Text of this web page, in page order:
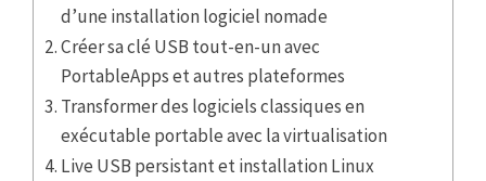
d’une installation logiciel nomade
Créer sa clé USB tout-en-un avec
PortableApps et autres plateformes
Transformer des logiciels classiques en
exécutable portable avec la virtualisation
Live USB persistant et installation Linux